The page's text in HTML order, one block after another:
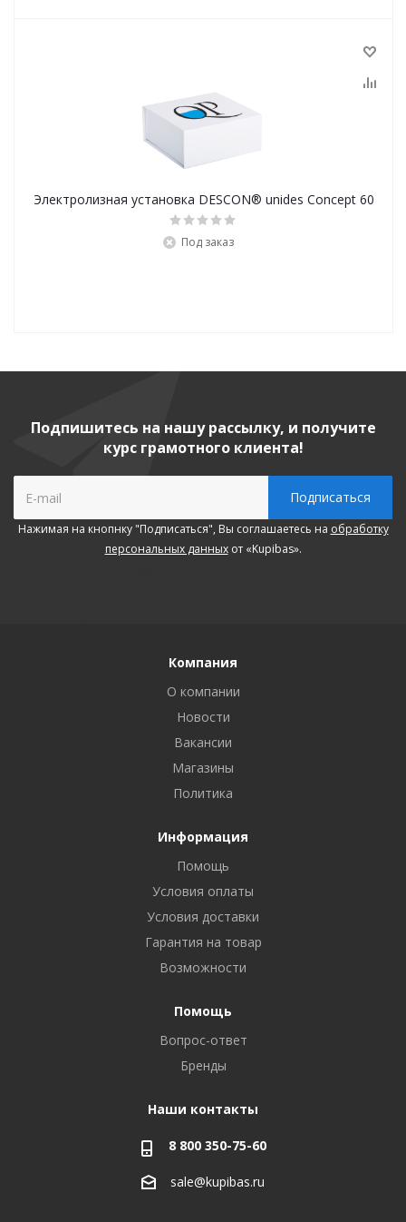
Электролизная установка DESCON® unides Concept 60
Под заказ
Подпишитесь на нашу рассылку, и получите
курс грамотного клиента!
Нажимая на кнопнку "Подписаться", Вы соглашаетесь на обработку
персональных данныхот «Kupibas».
Компания
О компании
Новости
Вакансии
Магазины
Политика
Информация
Помощь
Условия оплаты
Условия доставки
Гарантия на товар
Возможности
Помощь
Вопрос-ответ
Бренды
Наши контакты
8 800 350-75-60
sale@kupibas.ru